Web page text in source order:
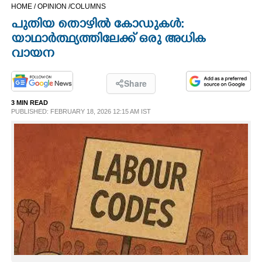
OPINION
PHOTOS
LIFESTYLE
ART
ASTRO
HOME /OPINION /COLUMNS
പുതിയ തൊഴിൽ കോഡുകൾ:
യാഥാർത്ഥ്യത്തിലേക്ക് ഒരു അധിക
വായന
Share
3 MIN READ
PUBLISHED: FEBRUARY 18, 2026 12:15 AM IST